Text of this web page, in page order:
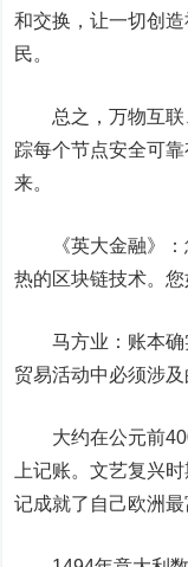
和交换，让一切创
民。
总之，万物互联
踪每个节点安全可
来。
《英大金融》：
热的区块链技术。
马方业：账本确
贸易活动中必须涉及
大约在公元前
上记账。文艺复兴
记成就了自己欧洲最